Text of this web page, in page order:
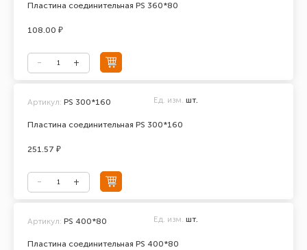
Пластина соединительная PS 360*80
108.00 ₽
Пластина соединительная PS 300*160
Артикул: PS 300*160 Ед. изм. шт.
251.57 ₽
Пластина соединительная PS 400*80
Артикул: PS 400*80 Ед. изм. шт.